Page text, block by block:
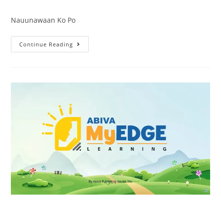
Nauunawaan Ko Po
Continue Reading